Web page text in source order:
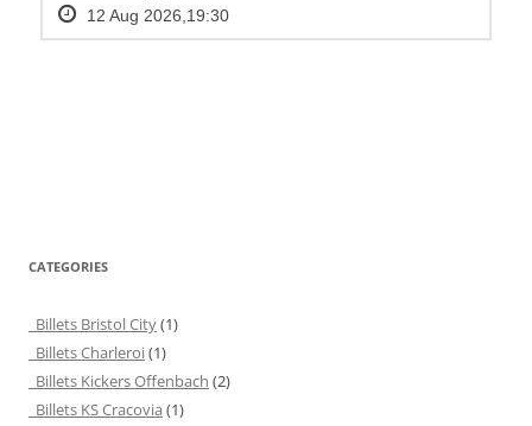
CATEGORIES
Billets Bristol City(1)
Billets Charleroi(1)
Billets Kickers Offenbach (2)
Billets KS Cracovia (1)